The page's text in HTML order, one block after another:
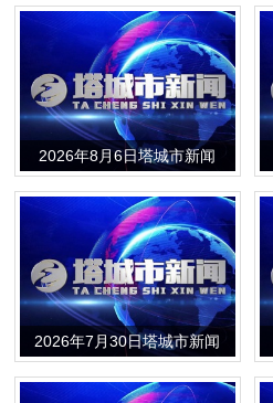
2026年8月6日塔城市新闻
2026年7月30日塔城市新闻